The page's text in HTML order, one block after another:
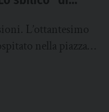
L’ottantesimo
nella piazza